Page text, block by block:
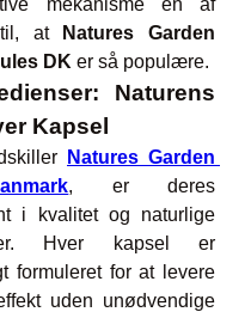
mekanisme en af
til, at
Natures Garden
DK er så populære.
Naturens
Kapsel
Natures Garden
, er deres
i kvalitet og naturlige
Hver kapsel er
formuleret for at levere
uden unødvendige